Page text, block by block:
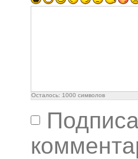
Осталось: 1000 символов